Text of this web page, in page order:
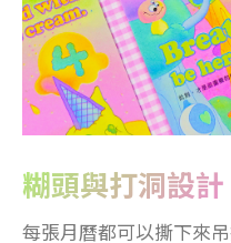
糊頭與打洞設計
每張月曆都可以撕下來